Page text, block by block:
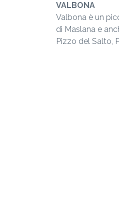
VALBONA
Valbona è un
di Maslana e
Pizzo del Salto,